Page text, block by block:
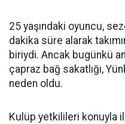
25 yaşındaki oyuncu,
dakika süre alarak
biriydi. Ancak bugünkü
çapraz bağ sakatlığı,
neden oldu.
Kulüp yetkilileri konuyla